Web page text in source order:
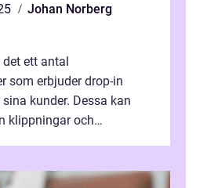
Johan Norberg
det ett antal
som erbjuder drop-in
kunder. Dessa kan
klippningar och